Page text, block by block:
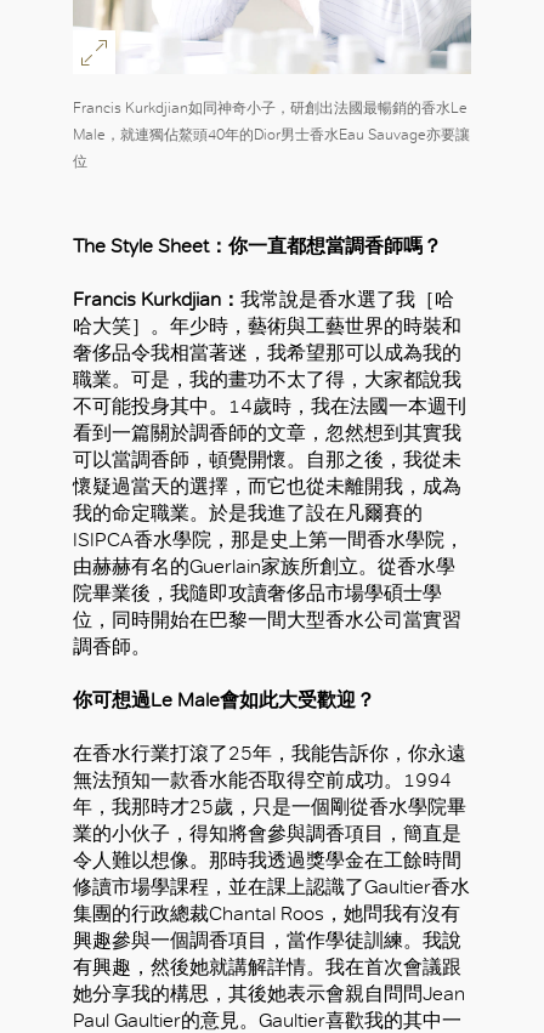
Francis Kurkdjian如同神奇小子，研創出法國最暢銷的香水Le
Male，就連獨佔鰲頭40年的Dior男士香水Eau Sauvage亦要讓
位
The Style Sheet：你一直都想當調香師嗎？
Francis Kurkdjian： 我常說是香水選了我［哈
哈大笑］。年少時，藝術與工藝世界的時裝和
奢侈品令我相當著迷，我希望那可以成為我的
職業。可是，我的畫功不太了得，大家都說我
不可能投身其中。14歲時，我在法國一本週刊
看到一篇關於調香師的文章，忽然想到其實我
可以當調香師，頓覺開懷。自那之後，我從未
懷疑過當天的選擇，而它也從未離開我，成為
我的命定職業。於是我進了設在凡爾賽的
ISIPCA香水學院，那是史上第一間香水學院，
由赫赫有名的Guerlain家族所創立。從香水學
院畢業後，我隨即攻讀奢侈品市場學碩士學
位，同時開始在巴黎一間大型香水公司當實習
調香師。
你可想過Le Male會如此大受歡迎？
在香水行業打滾了25年，我能告訴你，你永遠
無法預知一款香水能否取得空前成功。1994
年，我那時才25歲，只是一個剛從香水學院畢
業的小伙子，得知將會參與調香項目，簡直是
令人難以想像。那時我透過獎學金在工餘時間
修讀市場學課程，並在課上認識了Gaultier香水
集團的行政總裁Chantal Roos，她問我有沒有
興趣參與一個調香項目，當作學徒訓練。我說
有興趣，然後她就講解詳情。我在首次會議跟
她分享我的構思，其後她表示會親自問問Jean
Paul Gaultier的意見。Gaultier喜歡我的其中一